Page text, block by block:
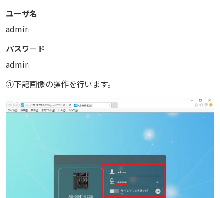
ユーザ名
admin
パスワード
admin
③下記画像の操作を行います。